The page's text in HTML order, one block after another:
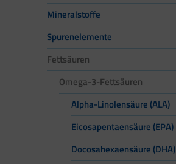
Mineralstoffe
Spurenelemente
Fettsäuren
Omega-3-Fettsäuren
Alpha-Linolensäure (ALA)
Eicosapentaensäure (EPA)
Docosahexaensäure (DHA)